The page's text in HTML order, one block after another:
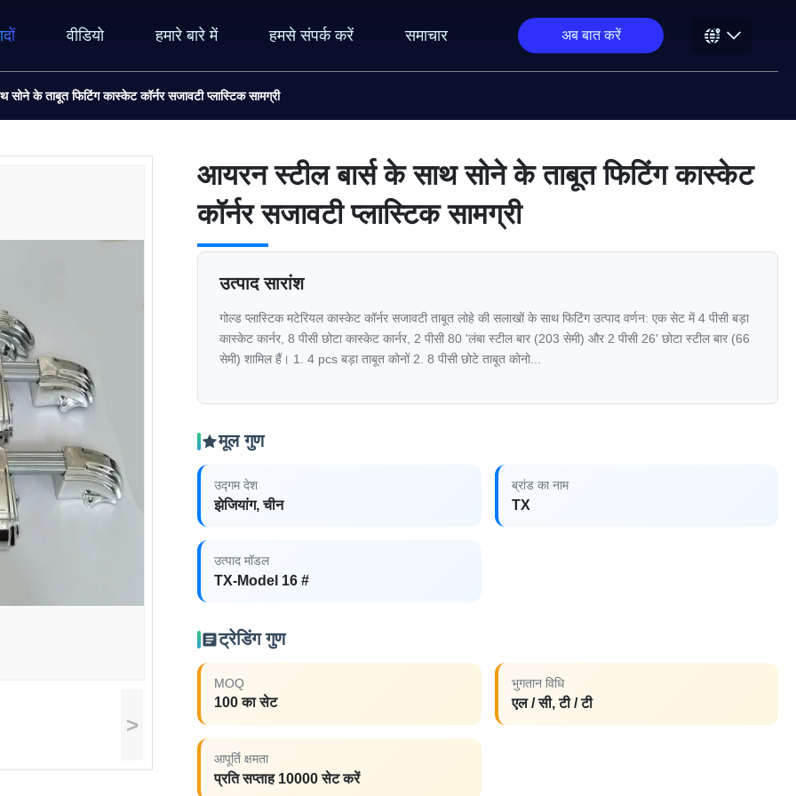
वीडियो हमारे बारे में हमसे संपर्क करें समाचार अब बात करें
सोने के ताबूत फिटिंग कास्केट कॉर्नर सजावटी प्लास्टिक सामग्री
>
आयरन स्टील बार्स के साथ सोने के ताबूत फिटिंग कास्केट
कॉर्नर सजावटी प्लास्टिक सामग्री
उत्पाद सारांश
गोल्ड प्लास्टिक मटेरियल कास्केट कॉर्नर सजावटी ताबूत लोहे की सलाखों के साथ फिटिंग उत्पाद वर्णन: एक सेट में 4 पीसी बड़ा
कास्केट कार्नर, 8 पीसी छोटा कास्केट कार्नर, 2 पीसी 80 'लंबा स्टील बार (203 सेमी) और 2 पीसी 26' छोटा स्टील बार (66
सेमी) शामिल हैं। 1. 4 pcs बड़ा ताबूत कोनों 2. 8 पीसी छोटे ताबूत कोनो...
मूल गुण
उद्गम देश
झेजियांग, चीन
ब्रांड का नाम
TX
उत्पाद मॉडल
TX-Model 16 #
ट्रेडिंग गुण
MOQ
100 का सेट
भुगतान विधि
एल / सी, टी / टी
आपूर्ति क्षमता
प्रति सप्ताह 10000 सेट करें